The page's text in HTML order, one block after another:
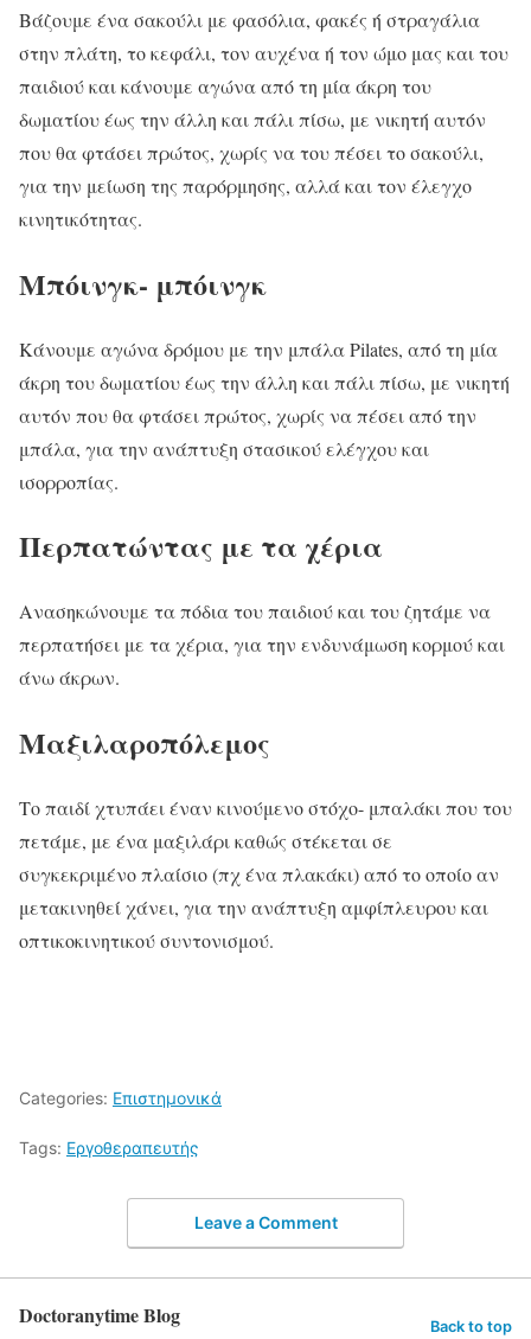
Βάζουμε ένα σακούλι με φασόλια, φακές ή στραγάλια
στην πλάτη, το κεφάλι, τον αυχένα ή τον ώμο μας και του
παιδιού και κάνουμε αγώνα από τη μία άκρη του
δωματίου έως την άλλη και πάλι πίσω, με νικητή αυτόν
που θα φτάσει πρώτος, χωρίς να του πέσει το σακούλι,
για την μείωση της παρόρμησης, αλλά και τον έλεγχο
κινητικότητας.
Μπόινγκ- μπόινγκ
Κάνουμε αγώνα δρόμου με την μπάλα Pilates, από τη μία
άκρη του δωματίου έως την άλλη και πάλι πίσω, με νικητή
αυτόν που θα φτάσει πρώτος, χωρίς να πέσει από την
μπάλα, για την ανάπτυξη στασικού ελέγχου και
ισορροπίας.
Περπατώντας με τα χέρια
Ανασηκώνουμε τα πόδια του παιδιού και του ζητάμε να
περπατήσει με τα χέρια, για την ενδυνάμωση κορμού και
άνω άκρων.
Μαξιλαροπόλεμος
Το παιδί χτυπάει έναν κινούμενο στόχο- μπαλάκι που του
πετάμε, με ένα μαξιλάρι καθώς στέκεται σε
συγκεκριμένο πλαίσιο (πχ ένα πλακάκι) από το οποίο αν
μετακινηθεί χάνει, για την ανάπτυξη αμφίπλευρου και
οπτικοκινητικού συντονισμού.
Categories: Επιστημονικά
Tags: Εργοθεραπευτής
Leave a Comment
Doctoranytime Blog Back to top